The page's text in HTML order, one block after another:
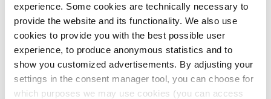
experience. Some cookies are technically necessary to
provide the website and its functionality. We also use
cookies to provide you with the best possible user
experience, to produce anonymous statistics and to
show you customized advertisements. By adjusting your
settings in the consent manager tool, you can choose for
which purposes we may use cookies (you can access
Kan inneholde spor av
Mandler
Pekannøtter
Hasselnøtter